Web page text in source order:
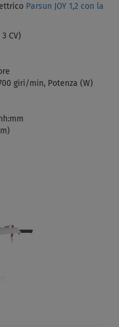
Parsun JOY 1,2 con la
CV)
giri/min, Potenza (W)